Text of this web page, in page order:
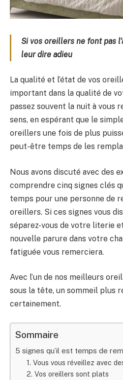
Si vos oreillers ne font pas
leur dire adieu
La qualité et l’état de vos
important dans la qualité de
passez souvent la nuit à vous
sens, en espérant que le
oreillers une fois de plus
peut-être temps de les
Nous avons discuté avec des
comprendre cinq signes clés
temps pour une personne de
oreillers. Si ces signes vous
séparez-vous de votre literie
nouvelle parure dans votre
fatiguée vous remerciera.
Avec l’un de nos meilleurs
sous la tête, un sommeil plus
certainement.
Sommaire
5 signes qu’il est temps de
1. Vous vous réveillez avec
2. Vos oreillers sont plats